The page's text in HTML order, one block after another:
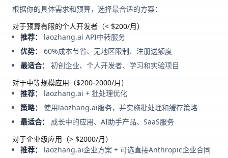
根据你的具体需求和预算，选择最合适的方案：
对于预算有限的个人开发者（< $200/月）
推荐：
laozhang.ai API中转服务
优势：
60%成本节省、无地区限制、注册送额度
最适合：
初创企业、个人开发者、学习和实验项目
对于中等规模应用（$200-2000/月）
推荐：
laozhang.ai + 批处理优化
策略：
使用laozhang.ai服务，并实施批处理和缓存策略
最适合：
成长中的应用、AI助手产品、SaaS服务
对于企业级应用（> $2000/月）
推荐：
laozhang.ai企业方案 + 可选直接Anthropic企业合同